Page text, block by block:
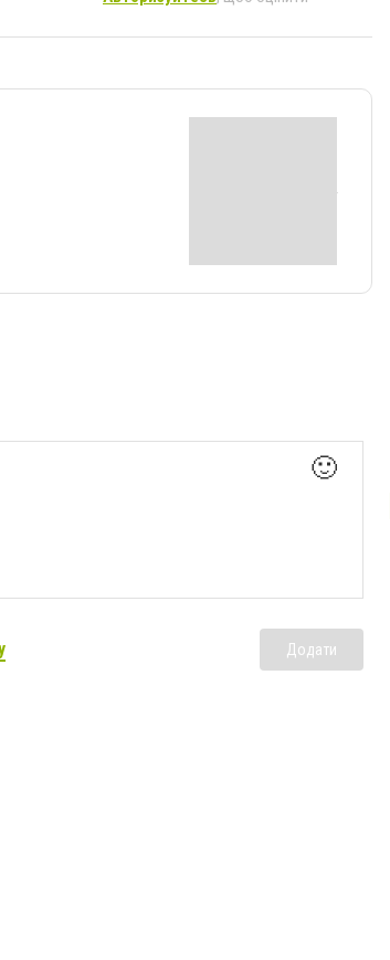
🙂
Додати